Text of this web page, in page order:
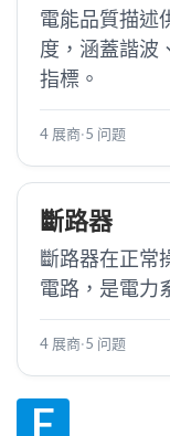
電能品質描述
度，涵蓋諧波
指標。
4 展商·5 问题
斷路器
斷路器在正常
電路，是電力
4 展商·5 问题
F